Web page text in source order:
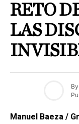
RETO
LAS
By
Manuel Baeza /